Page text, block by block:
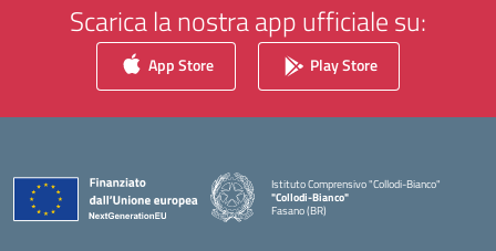
Scarica la nostra app ufficiale su:
App Store Play Store
Istituto Comprensivo "Collodi-Bianco"
"Collodi-Bianco"
Fasano (BR)